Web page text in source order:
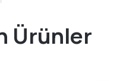
Ürünler